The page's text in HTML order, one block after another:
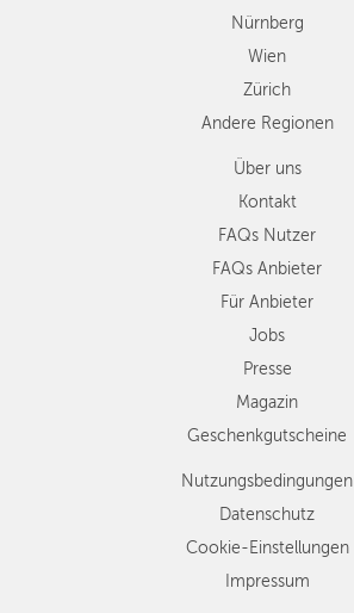
Nürnberg
Wien
Zürich
Andere Regionen
Über uns
Kontakt
FAQs Nutzer
FAQs Anbieter
Für Anbieter
Jobs
Presse
Magazin
Geschenkgutscheine
Nutzungsbedingungen
Datenschutz
Cookie-Einstellungen
Impressum